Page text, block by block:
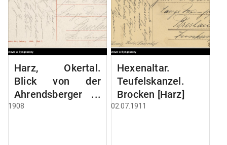
Harz, Okertal.
Blick von der
Ahrendsberger
Klippe
1908
Hexenaltar.
Teufelskanzel.
Brocken [Harz]
02.07.1911